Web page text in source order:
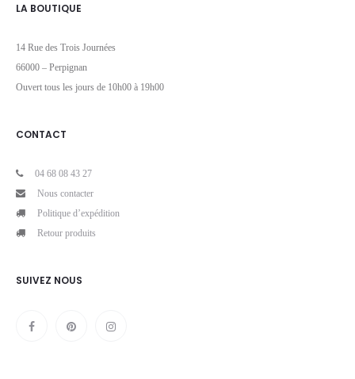
LA BOUTIQUE
14 Rue des Trois Journées
66000 – Perpignan
Ouvert tous les jours de 10h00 à 19h00
CONTACT
04 68 08 43 27
Nous contacter
Politique d’expédition
Retour produits
SUIVEZ NOUS